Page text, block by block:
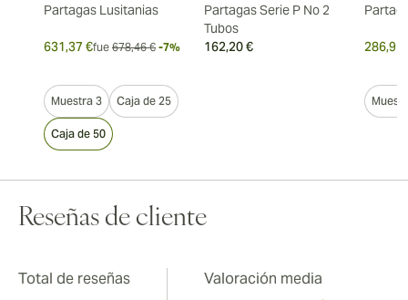
Partagas Lusitanias
631,37 €fue 678,46 € -7%
Muestra 3 Caja de 25
Caja de 50
Partagas Serie P No 2
Tubos
162,20 €
286,91
Reseñas de cliente
Total de reseñas Valoración media